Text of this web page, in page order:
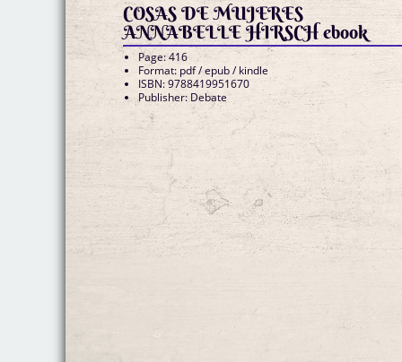
COSAS DE MUJERES
ANNABELLE HIRSCH ebook
Page: 416
Format: pdf / epub / kindle
ISBN: 9788419951670
Publisher: Debate